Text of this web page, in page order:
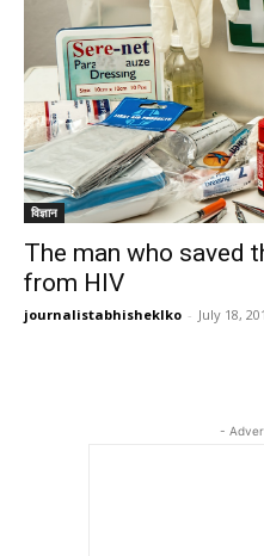
विज्ञान
The man who saved
from HIV
journalistabhisheklko - July 18,
-